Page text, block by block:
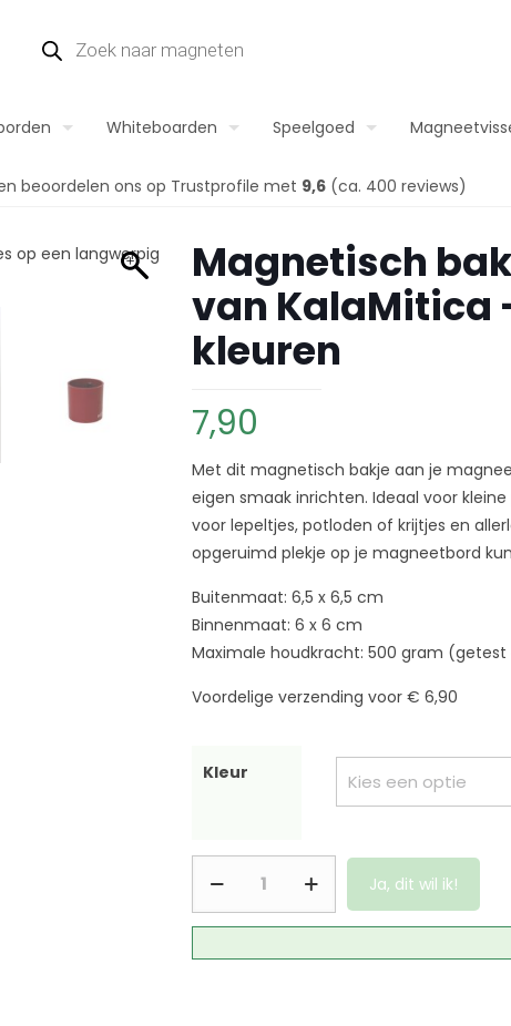
Whiteboarden Speelgoed
beoordelen ons op Trustprofile met 9,6(ca. 400 reviews)
Magnetisch
van KalaMitica
kleuren
7,90
Met dit magnetisch bakje aan je
eigen smaak inrichten. Ideaal voor
voor lepeltjes, potloden of krijtjes en
opgeruimd plekje op je magneetbord
Buitenmaat: 6,5 x 6,5 cm
Binnenmaat: 6 x 6 cm
Maximale houdkracht: 500 gram
Voordelige verzending voor € 6,90
Kleur
Ja, dit wil ik!